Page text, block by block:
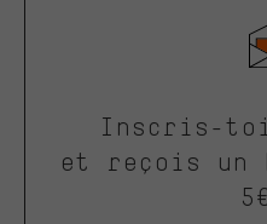
Inscris-toi
et reçois un